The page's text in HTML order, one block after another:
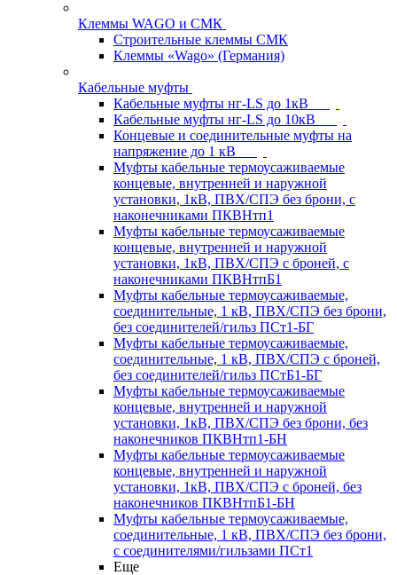
Клеммы WAGO и СМК
Строительные клеммы СМК
Клеммы «Wago» (Германия)
Кабельные муфты
Кабельные муфты нг-LS до 1кВ
Кабельные муфты нг-LS до 10кВ
Концевые и соединительные муфты на
напряжение до 1 кВ
Муфты кабельные термоусаживаемые
концевые, внутренней и наружной
установки, 1кВ, ПВХ/СПЭ без брони, с
наконечниками ПКВНтп1
Муфты кабельные термоусаживаемые
концевые, внутренней и наружной
установки, 1кВ, ПВХ/СПЭ с броней, с
наконечниками ПКВНтпБ1
Муфты кабельные термоусаживаемые,
соединительные, 1 кВ, ПВХ/СПЭ без брони,
без соединителей/гильз ПСт1-БГ
Муфты кабельные термоусаживаемые,
соединительные, 1 кВ, ПВХ/СПЭ с броней,
без соединителей/гильз ПСтБ1-БГ
Муфты кабельные термоусаживаемые
концевые, внутренней и наружной
установки, 1кВ, ПВХ/СПЭ без брони, без
наконечников ПКВНтп1-БН
Муфты кабельные термоусаживаемые
концевые, внутренней и наружной
установки, 1кВ, ПВХ/СПЭ с броней, без
наконечников ПКВНтпБ1-БН
Муфты кабельные термоусаживаемые,
соединительные, 1 кВ, ПВХ/СПЭ без брони,
с соединителями/гильзами ПСт1
Еще